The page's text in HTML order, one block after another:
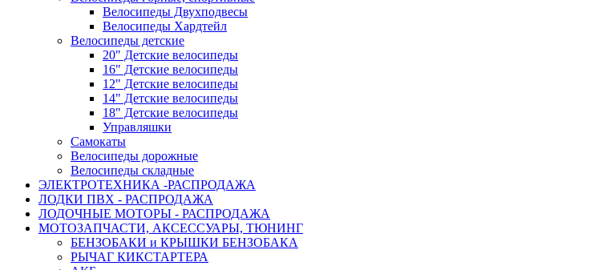
Велосипеды Двухподвесы
Велосипеды Хардтейл
Велосипеды детские
20" Детские велосипеды
16" Детские велосипеды
12" Детские велосипеды
14" Детские велосипеды
18" Детские велосипеды
Управляшки
Самокаты
Велосипеды дорожные
Велосипеды складные
ЭЛЕКТРОТЕХНИКА -РАСПРОДАЖА
ЛОДКИ ПВХ - РАСПРОДАЖА
ЛОДОЧНЫЕ МОТОРЫ - РАСПРОДАЖА
МОТОЗАПЧАСТИ, АКСЕССУАРЫ, ТЮНИНГ
БЕНЗОБАКИ и КРЫШКИ БЕНЗОБАКА
РЫЧАГ КИКСТАРТЕРА